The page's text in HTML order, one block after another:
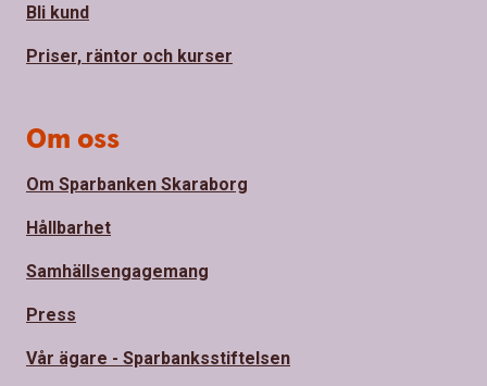
Bli kund
Priser, räntor och kurser
Om oss
Om Sparbanken Skaraborg
Hållbarhet
Samhällsengagemang
Press
Vår ägare - Sparbanksstiftelsen